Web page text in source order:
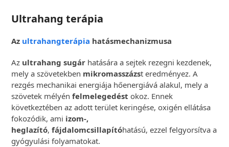
Ultrahang terápia
Az ultrahangterápia hatásmechanizmusa
Az ultrahang sugár hatására a sejtek rezegni kezdenek,
mely a szövetekben mikromasszázst eredményez. A
rezgés mechanikai energiája hőenergiává alakul, mely a
szövetek mélyénfelmelegedést okoz. Ennek
következtében az adott terület keringése, oxigén ellátása
fokozódik, ami izom-,
heglazító,fájdalomcsillapítóhatású, ezzel felgyorsítva a
gyógyulási folyamatokat.